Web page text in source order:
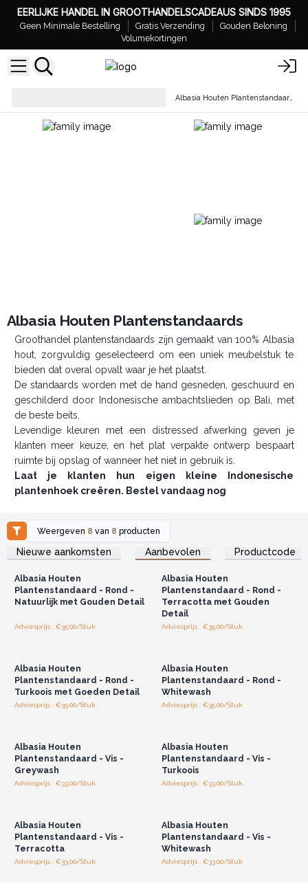
EERLIJKE HANDEL IN GROOTHANDELSCADEAUS SINDS 1995
Geen Minimale Bestelling Gratis Verzending
Gouden Beloning
Volumekortingen
Albasia Houten Plantenstandaards
Albasia Houten Plantenstandaards
Groothandel plantenstandaards zijn gemaakt van 100% Albasia
hout, zorgvuldig geselecteerd om een uniek meubelstuk te
bieden dat overal opvalt waar je het plaatst.
De standaards worden met de hand gesneden, geschuurd en
geschilderd door Indonesische ambachtslieden op Bali, met
de beste beits.
Levendige kleuren met een distressed afwerking geven je
klanten meer keuze, en het plat verpakte ontwerp bespaart
ruimte bij opslag of wanneer het niet in gebruik is.
Laat je klanten hun eigen kleine Indonesische
plantenhoek creëren. Bestel vandaag nog
Weergeven 8 van 8 producten
Nieuwe aankomsten Aanbevolen Productcode
Log in of registreer u voor
groothandelsprijzen.
Albasia Houten
Plantenstandaard - Rond -
Natuurlijk met Gouden Detail
Adviesprijs : €35.00/Stuk
Log in of registreer u voor
groothandelsprijzen.
Albasia Houten
Plantenstandaard - Rond -
Terracotta met Gouden
Detail
Adviesprijs : €35.00/Stuk
Albasia Houten
Plantenstandaard - Rond -
Turkoois met Goeden Detail
Adviesprijs : €35.00/Stuk
Albasia Houten
Plantenstandaard - Rond -
Whitewash
Adviesprijs : €35.00/Stuk
Albasia Houten
Plantenstandaard - Vis -
Greywash
Adviesprijs : €33.00/Stuk
Albasia Houten
Plantenstandaard - Vis -
Turkoois
Adviesprijs : €33.00/Stuk
Albasia Houten
Plantenstandaard - Vis -
Terracotta
Adviesprijs : €33.00/Stuk
Albasia Houten
Plantenstandaard - Vis -
Whitewash
Adviesprijs : €33.00/Stuk